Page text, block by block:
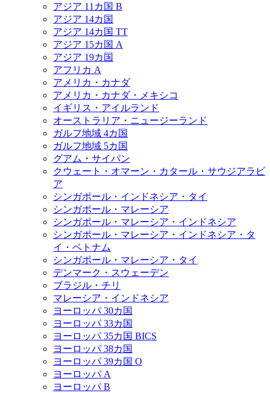
アジア 11カ国 B
アジア 14カ国
アジア 14カ国 TT
アジア 15カ国 A
アジア 19カ国
アフリカ A
アメリカ・カナダ
アメリカ・カナダ・メキシコ
イギリス・アイルランド
オーストラリア・ニュージーランド
ガルフ地域 4カ国
ガルフ地域 5カ国
グアム・サイパン
クウェート・オマーン・カタール・サウジアラビ
ア
シンガポール・インドネシア・タイ
シンガポール・マレーシア
シンガポール・マレーシア・インドネシア
シンガポール・マレーシア・インドネシア・タ
イ・ベトナム
シンガポール・マレーシア・タイ
デンマーク・スウェーデン
ブラジル・チリ
マレーシア・インドネシア
ヨーロッパ 30カ国
ヨーロッパ 33カ国
ヨーロッパ 35カ国 BICS
ヨーロッパ 38カ国
ヨーロッパ 39カ国 O
ヨーロッパ A
ヨーロッパ B